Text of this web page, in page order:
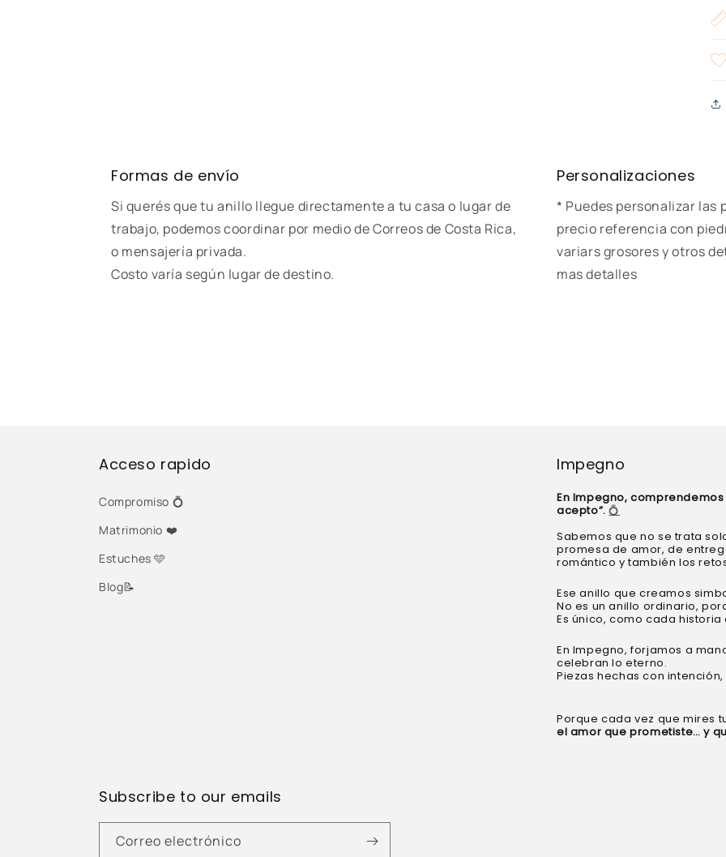
Formas de envío
Si querés que tu anillo llegue directamente a tu casa o lugar de
trabajo, podemos coordinar por medio de Correos de Costa Rica,
o mensajería privada.
Costo varía según lugar de destino.
Personalizaciones
* Puedes personalizar las
precio referencia con
variars grosores y otros
mas detalles
Acceso rapido
Compromiso 💍
Matrimonio ❤️
Estuches 🩵
Blog📝
Impegno
En Impegno,
acepto”.💍
Sabemos que no se trata
promesa de amor, de
romántico y también los
Ese anillo que creamos
No es un anillo ordinario,
Es único, como cada
En Impegno, forjamos a
celebran lo eterno.
Piezas hechas con
Porque cada vez que mires
el amor que prometiste… y
Subscribe to our emails
Correo electrónico